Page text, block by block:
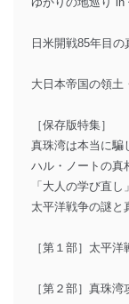
日米開戦85年目の
大日本帝国の領土
［保存版特集］
真珠湾は本当に騙
ハル・ノートの真
「大人の学び直し
太平洋戦争の謎と
［第１部］太平
［第２部］真珠